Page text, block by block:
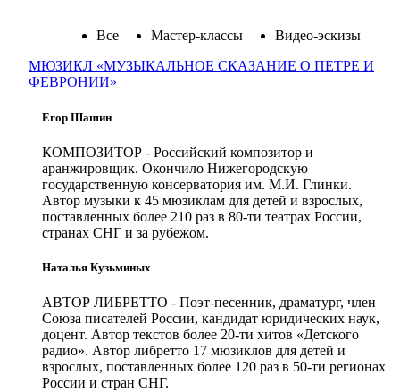
Все Мастер-классы
Видео-эскизы
МЮЗИКЛ «МУЗЫКАЛЬНОЕ СКАЗАНИЕ О ПЕТРЕ И
ФЕВРОНИИ»
Егор Шашин
КОМПОЗИТОР - Российский композитор и
аранжировщик. Окончило Нижегородскую
государственную консерватория им. М.И. Глинки.
Автор музыки к 45 мюзиклам для детей и взрослых,
поставленных более 210 раз в 80-ти театрах России,
странах СНГ и за рубежом.
Наталья Кузьминых
АВТОР ЛИБРЕТТО - Поэт-песенник, драматург, член
Союза писателей России, кандидат юридических наук,
доцент. Автор текстов более 20-ти хитов «Детского
радио». Автор либретто 17 мюзиклов для детей и
взрослых, поставленных более 120 раз в 50-ти регионах
России и стран СНГ.